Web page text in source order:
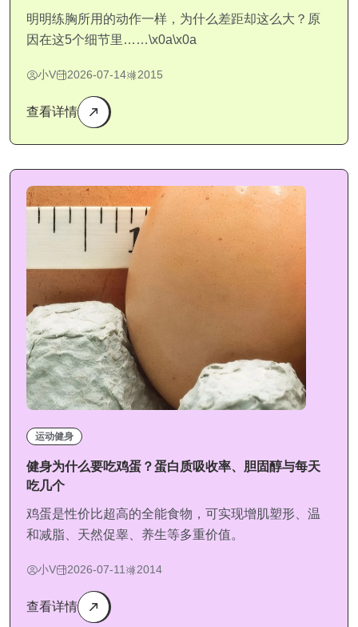
明明练胸所用的动作一样，为什么差距却这么大？原
因在这5个细节里……\x0a\x0a
小V 2026-07-14 2015
查看详情
运动健身
健身为什么要吃鸡蛋？蛋白质吸收率、胆固醇与每天
吃几个
鸡蛋是性价比超高的全能食物，可实现增肌塑形、温
和减脂、天然促睾、养生等多重价值。
小V 2026-07-11 2014
查看详情